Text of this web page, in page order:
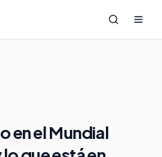
en el Mundial